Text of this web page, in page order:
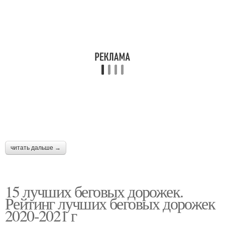
читать дальше →
15 лучших беговых дорожек.
Рейтинг лучших беговых дорожек
2020-2021 г